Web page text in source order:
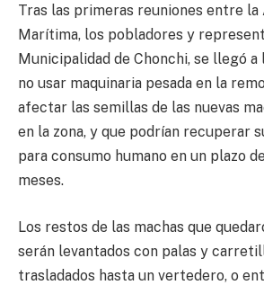
Tras las primeras reuniones entre la
Marítima, los pobladores y
Municipalidad de Chonchi, se llegó a
no usar maquinaria pesada en la
afectar las semillas de las nuevas
en la zona, y que podrían recuperar
para consumo humano en un plazo
meses.
Los restos de las machas que
serán levantados con palas y
trasladados hasta un vertedero, o